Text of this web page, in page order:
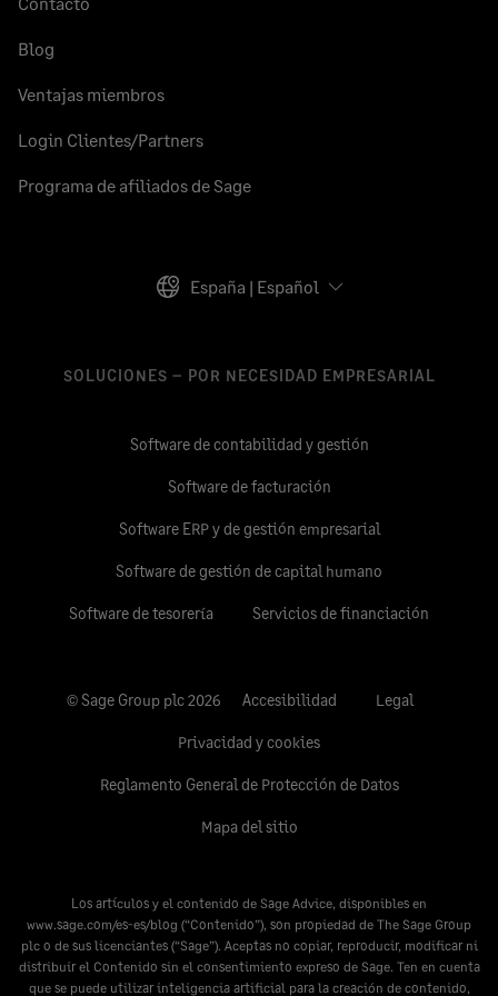
Blog
Ventajas miembros
Login Clientes/Partners
Programa de afiliados de Sage
España | Español
SOLUCIONES – POR NECESIDAD EMPRESARIAL
Software de contabilidad y gestión
Software de facturación
Software ERP y de gestión empresarial
Software de gestión de capital humano
Software de tesorería Servicios de financiación
© Sage Group plc 2026 Accesibilidad Legal
Privacidad y cookies
Reglamento General de Protección de Datos
Mapa del sitio
Los artículos y el contenido de Sage Advice, disponibles en
www.sage.com/es-es/blog (“Contenido”), son propiedad de The Sage Group
plc o de sus licenciantes (“Sage”). Aceptas no copiar, reproducir, modificar ni
distribuir el Contenido sin el consentimiento expreso de Sage. Ten en cuenta
que se puede utilizar inteligencia artificial para la creación de contenido,